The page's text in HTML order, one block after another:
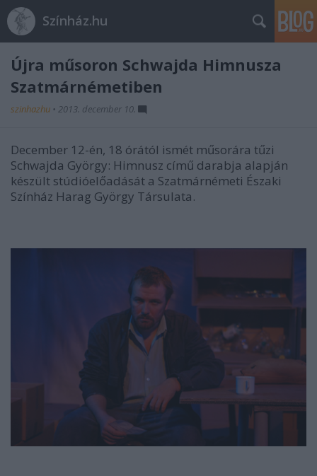
Színház.hu
Újra műsoron Schwajda Himnusza
Szatmárnémetiben
szinhazhu • 2013. december 10.
December 12-én, 18 órától ismét műsorára tűzi
Schwajda György: Himnusz című darabja alapján
készült stúdióelőadását a Szatmárnémeti Északi
Színház Harag György Társulata.